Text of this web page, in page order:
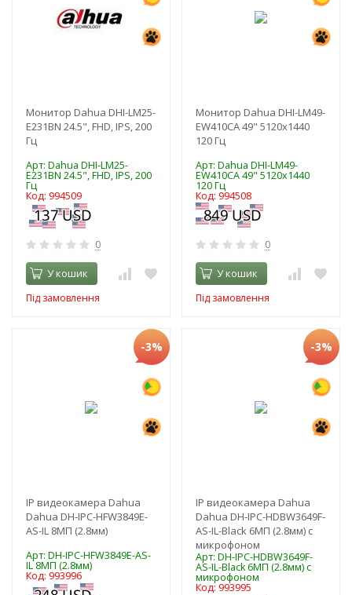
Монитор Dahua DHI-LM25-
E231BN 24.5", FHD, IPS, 200
Гц
Арт: Dahua DHI-LM25-
E231BN 24.5", FHD, IPS, 200
Гц
Код: 994509
0
У кошик
Під замовлення
Монитор Dahua DHI-LM49-
EW410CA 49" 5120x1440
120 Гц
Арт: Dahua DHI-LM49-
EW410CA 49" 5120x1440
120 Гц
Код: 994508
0
У кошик
Під замовлення
-3%
IP видеокамера Dahua
Dahua DH-IPC-HFW3849E-
AS-IL 8МП (2.8мм)
Арт: DH-IPC-HFW3849E-AS-
IL 8МП (2.8мм)
Код: 993996
-3%
IP видеокамера Dahua
Dahua DH-IPC-HDBW3649F-
AS-IL-Black 6МП (2.8мм) с
микрофоном
Арт: DH-IPC-HDBW3649F-
AS-IL-Black 6МП (2.8мм) с
микрофоном
Код: 993995